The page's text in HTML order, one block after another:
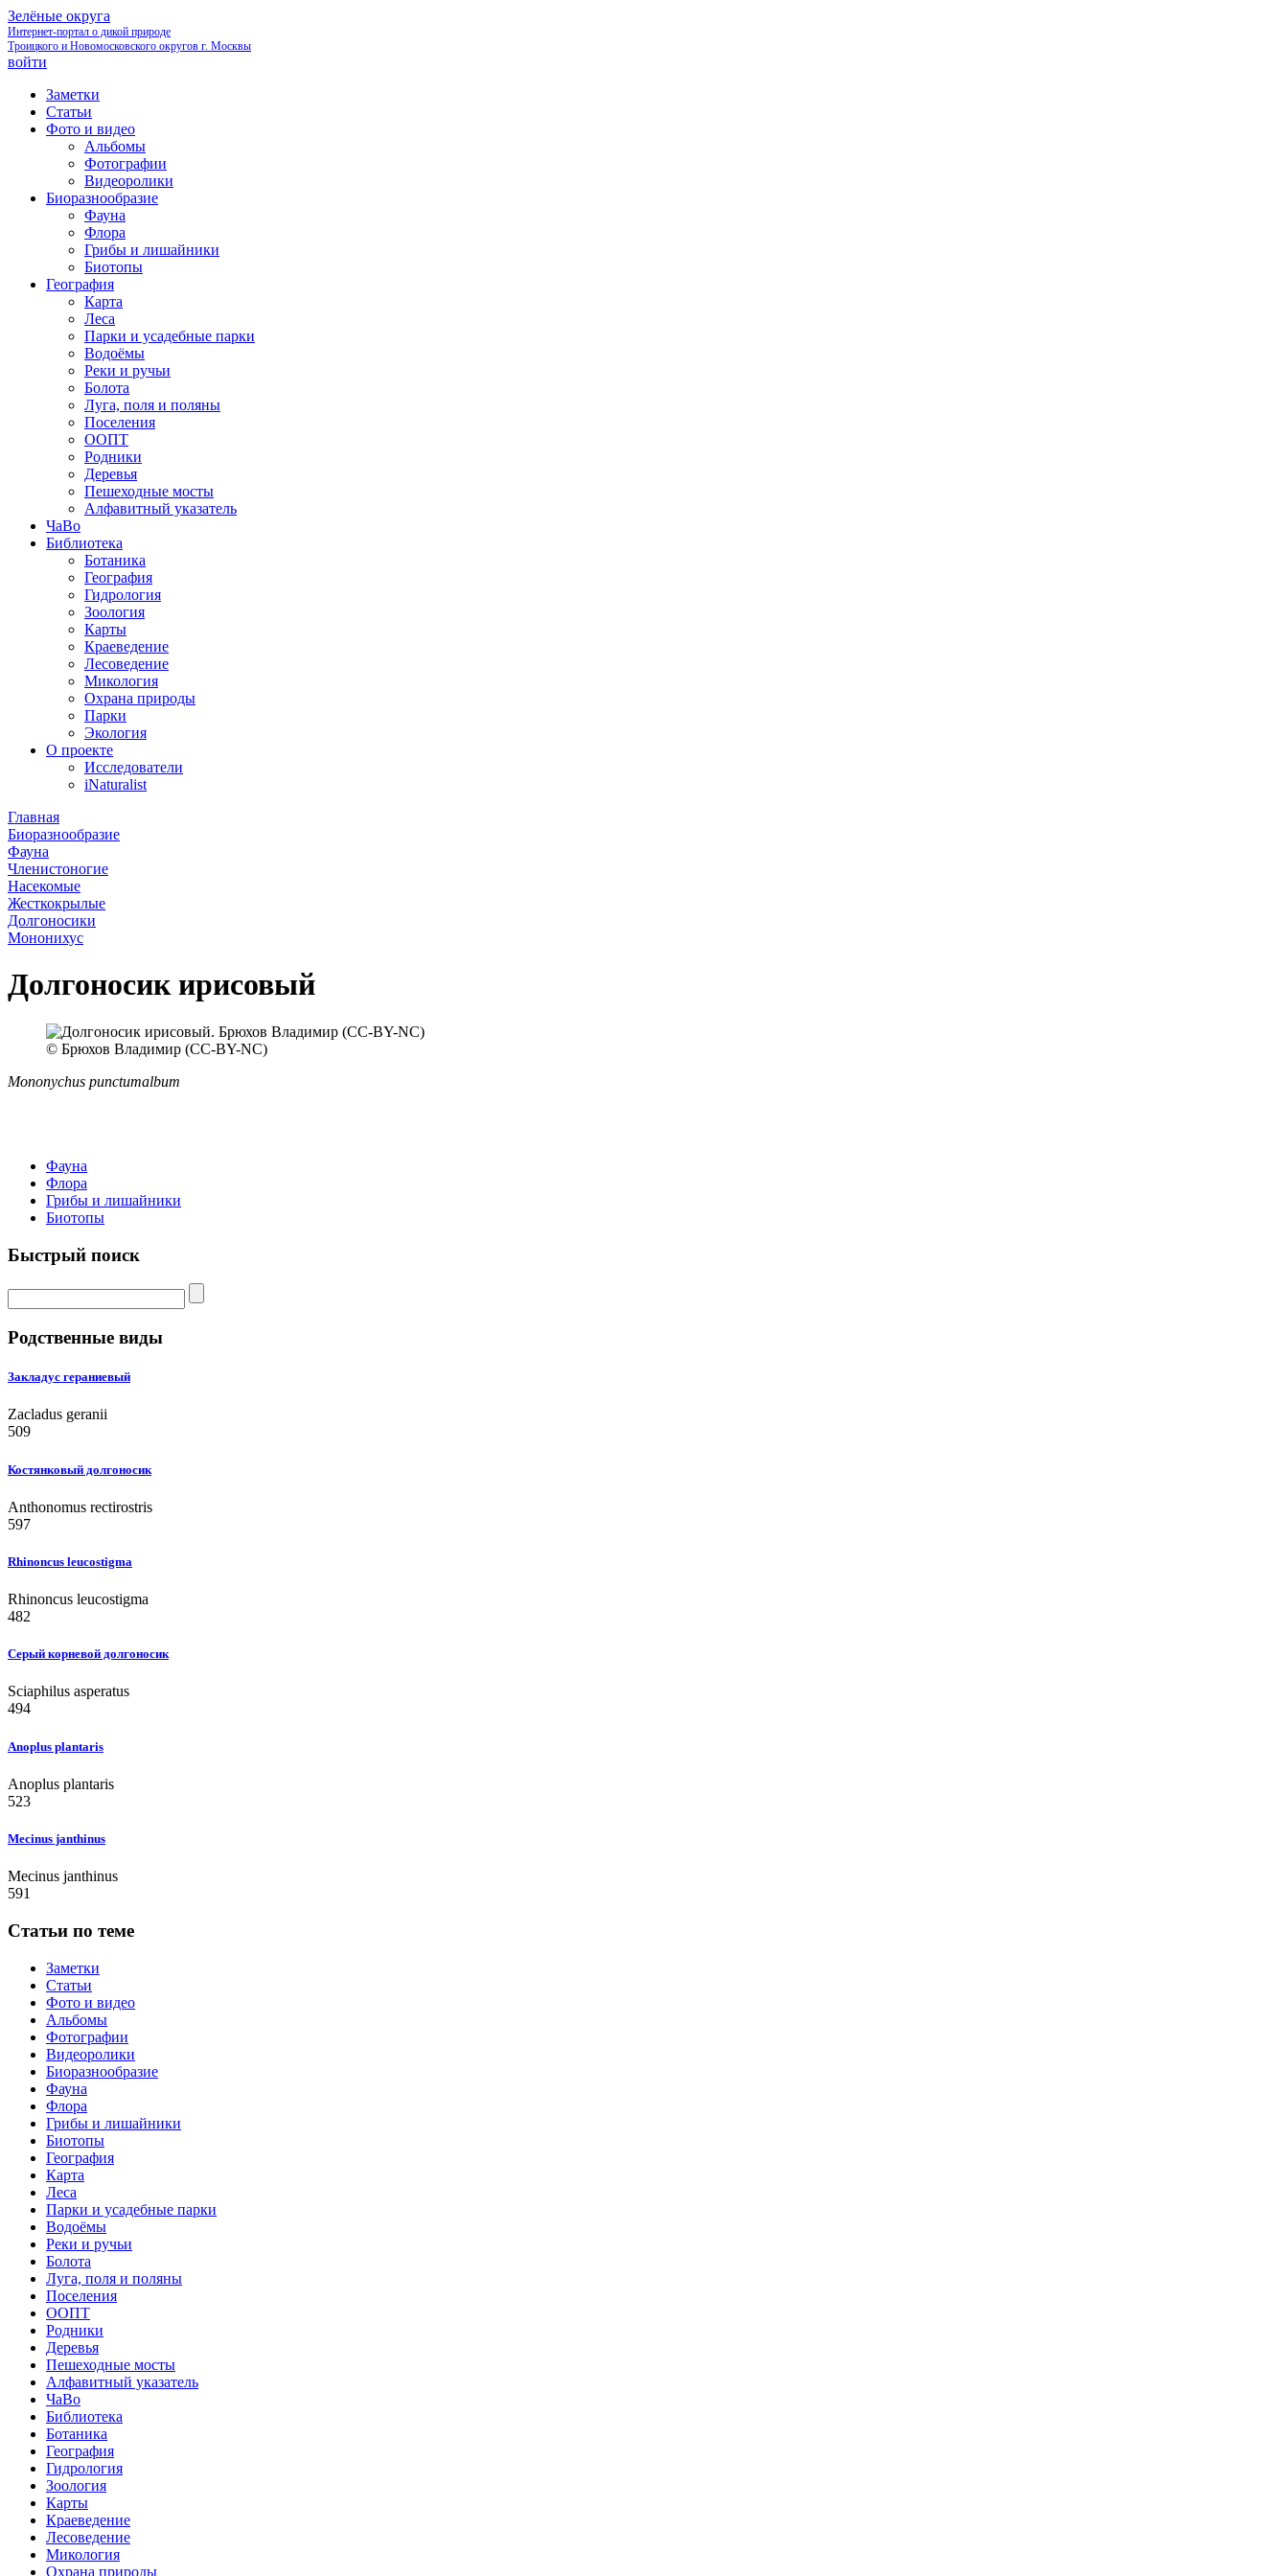
Зелёные округа
Интернет-портал о дикой природе
Троицкого и Новомосковского округов г. Москвы
войти
Заметки
Статьи
Фото и видео
Альбомы
Фотографии
Видеоролики
Биоразнообразие
Фауна
Флора
Грибы и лишайники
Биотопы
География
Карта
Леса
Парки и усадебные парки
Водоёмы
Реки и ручьи
Болота
Луга, поля и поляны
Поселения
ООПТ
Родники
Деревья
Пешеходные мосты
Алфавитный указатель
ЧаВо
Библиотека
Ботаника
География
Гидрология
Зоология
Карты
Краеведение
Лесоведение
Микология
Охрана природы
Парки
Экология
О проекте
Исследователи
iNaturalist
Главная
Биоразнообразие
Фауна
Членистоногие
Насекомые
Жесткокрылые
Долгоносики
Мононихус
Долгоносик ирисовый
© Брюхов Владимир (CC-BY-NC)
Mononychus punctumalbum
Фауна
Флора
Грибы и лишайники
Биотопы
Быстрый поиск
Родственные виды
Закладус гераниевый
Zacladus geranii
509
Костянковый долгоносик
Anthonomus rectirostris
597
Rhinoncus leucostigma
Rhinoncus leucostigma
482
Серый корневой долгоносик
Sciaphilus asperatus
494
Anoplus plantaris
Anoplus plantaris
523
Mecinus janthinus
Mecinus janthinus
591
Статьи по теме
Заметки
Статьи
Фото и видео
Альбомы
Фотографии
Видеоролики
Биоразнообразие
Фауна
Флора
Грибы и лишайники
Биотопы
География
Карта
Леса
Парки и усадебные парки
Водоёмы
Реки и ручьи
Болота
Луга, поля и поляны
Поселения
ООПТ
Родники
Деревья
Пешеходные мосты
Алфавитный указатель
ЧаВо
Библиотека
Ботаника
География
Гидрология
Зоология
Карты
Краеведение
Лесоведение
Микология
Охрана природы